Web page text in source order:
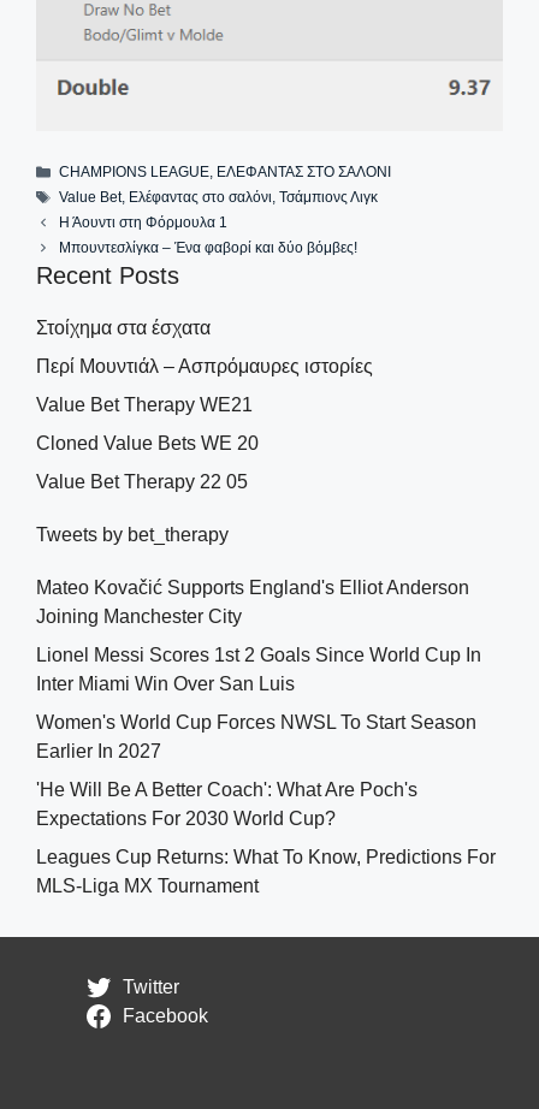
Categories
CHAMPIONS LEAGUE, ΕΛΕΦΑΝΤΑΣ ΣΤΟ ΣΑΛΟΝΙ
Tags
Value Bet, Ελέφαντας στο σαλόνι,Τσάμπιονς Λιγκ
Η Άουντι στη Φόρμουλα 1
Μπουντεσλίγκα – Ένα φαβορί και δύο βόμβες!
Recent Posts
Στοίχημα στα έσχατα
Περί Μουντιάλ – Ασπρόμαυρες ιστορίες
Value Bet Therapy WE21
Cloned Value Bets WE 20
Value Bet Therapy 22 05
Tweets by bet_therapy
Mateo Kovačić Supports England's Elliot Anderson
Joining Manchester City
Lionel Messi Scores 1st 2 Goals Since World Cup In
Inter Miami Win Over San Luis
Women's World Cup Forces NWSL To Start Season
Earlier In 2027
'He Will Be A Better Coach': What Are Poch's
Expectations For 2030 World Cup?
Leagues Cup Returns: What To Know, Predictions For
MLS-Liga MX Tournament
Twitter
Facebook